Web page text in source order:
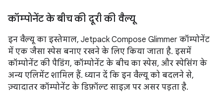
कॉम्पोनेंट के बीच की दूरी की वैल्यू
इन वैल्यू का इस्तेमाल, Jetpack Compose Glimmer कॉम्पोनेंट
में एक जैसा स्पेस बनाए रखने के लिए किया जाता है. इसमें
कॉम्पोनेंट की पैडिंग, कॉम्पोनेंट के बीच का स्पेस, और स्पेसिंग के
अन्य एलिमेंट शामिल हैं. ध्यान दें कि इन वैल्यू को बदलने से,
ज़्यादातर कॉम्पोनेंट के डिफ़ॉल्ट साइज़ पर असर पड़ता है.